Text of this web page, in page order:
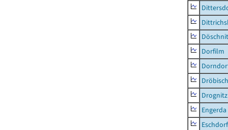
Dorfilm
Drognitz
Engerda
Eschdorf